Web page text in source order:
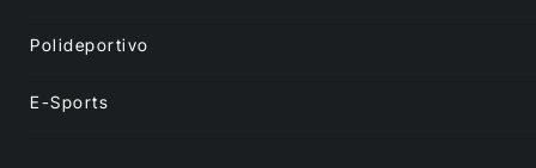
Polideportivo
E-Sports